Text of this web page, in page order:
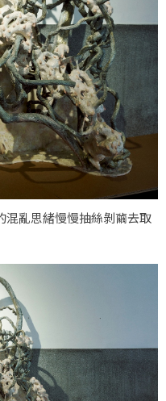
混亂思緒慢慢抽絲剝繭去取